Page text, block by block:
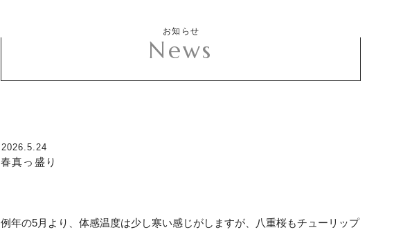
お知らせ
News
2026.5.24
春真っ盛り
例年の5月より、体感温度は少し寒い感じがしますが、八重桜もチューリップ